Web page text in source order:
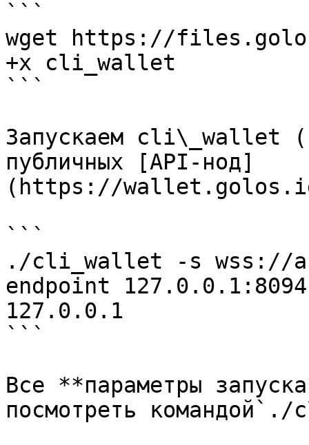
```
wget https://
+x cli_wallet
```
Запускаем cli\_wallet
публичных [API-нод]
(https://
```
./cli_wallet -s wss://
endpoint
127.0.0.1
```
Все **параметры
посмотреть